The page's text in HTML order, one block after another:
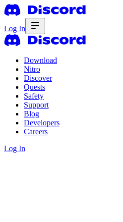
Log In
Download
Nitro
Discover
Quests
Safety
Support
Blog
Developers
Careers
Log In